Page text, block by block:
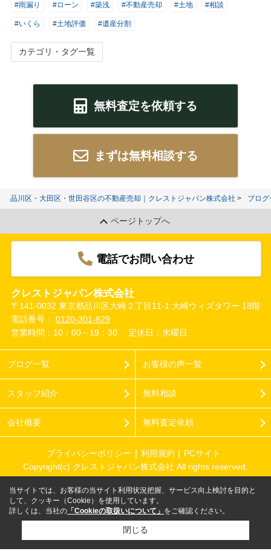
#雨漏り #ローン #築浅 #不動産売却 #土地 #相談
#いくら #土地評価 #遺産分割
カテゴリ・タグ一覧
無料査定を依頼する
まずは無料相談する
品川区・大田区・世田谷区の不動産売却｜クレストジャパン株式会社 ブログ
ページトップへ
電話でお問い合わせ
クレストジャパン株式会社
〒141-0032 東京都品川区大崎２丁目11-1 大崎ウィズタワー 18階
電話番号： 0120-301-829
営業時間：10：00～19：30
定休日：水曜日
ブログ一覧
スタッフ紹介
会社概要
お客様の声一覧
無料相談
無料査定依頼
プライバシーポリシー 利用規約
PCサイト
Copyright(c) クレストジャパン株式会社 All rights reserved.
当サイトでは、お客様の当サイト利用状況把握、サービス向上検討を目的と
して、クッキー（Cookie）を使用しています。
詳しくは、当社の 「Cookieの取扱いについて」 をご確認ください。
閉じる